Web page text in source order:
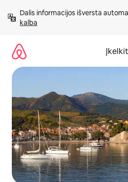
prie
turinio
Dalis informacijos išversta
kalba